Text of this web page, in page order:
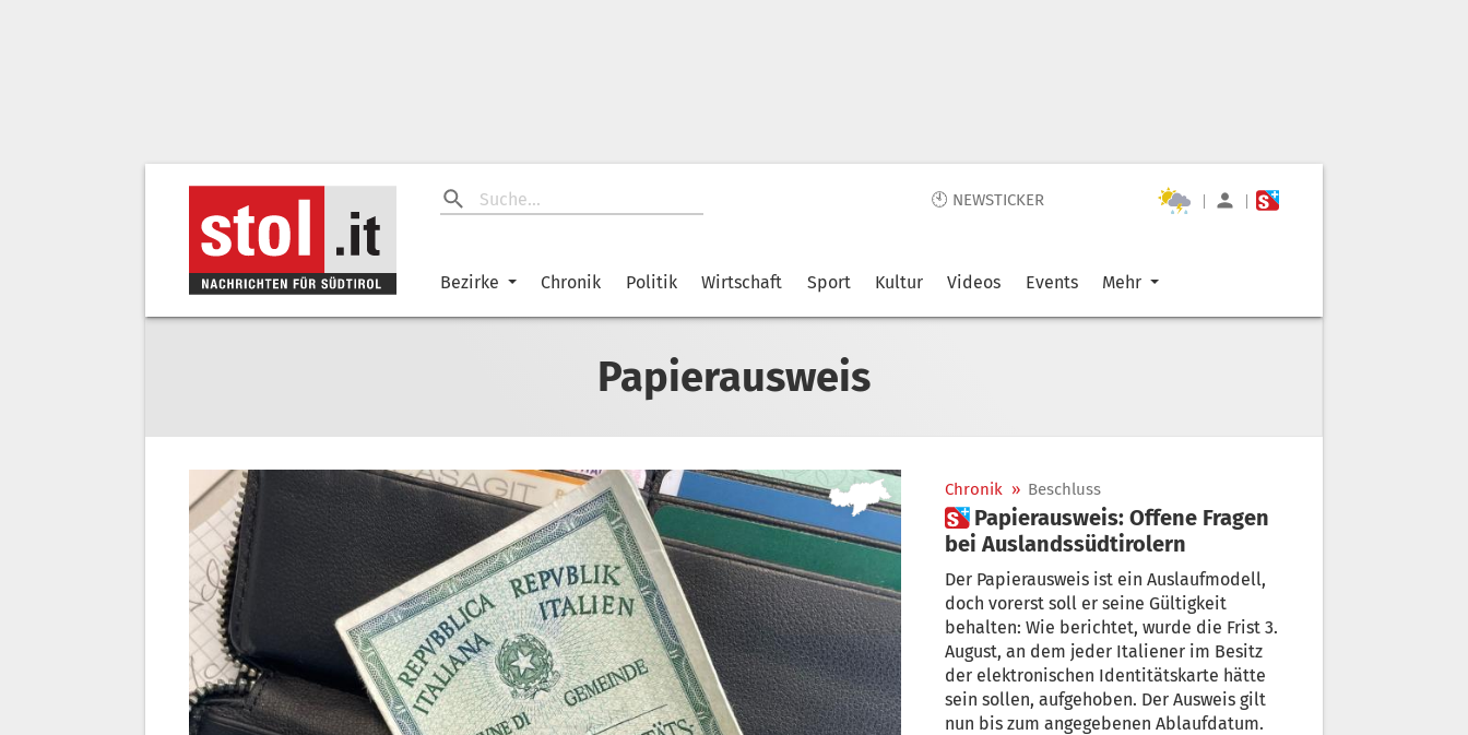
🕙 NEWSTICKER | |
Bezirke Chronik Politik Wirtschaft Sport Kultur Videos Events Mehr
Papierausweis
Chronik » Beschluss
 Papierausweis: Offene Fragen
bei Auslandssüdtirolern
Der Papierausweis ist ein Auslaufmodell,
doch vorerst soll er seine Gültigkeit
behalten: Wie berichtet, wurde die Frist 3.
August, an dem jeder Italiener im Besitz
der elektronischen Identitätskarte hätte
sein sollen, aufgehoben. Der Ausweis gilt
nun bis zum angegebenen Ablaufdatum.